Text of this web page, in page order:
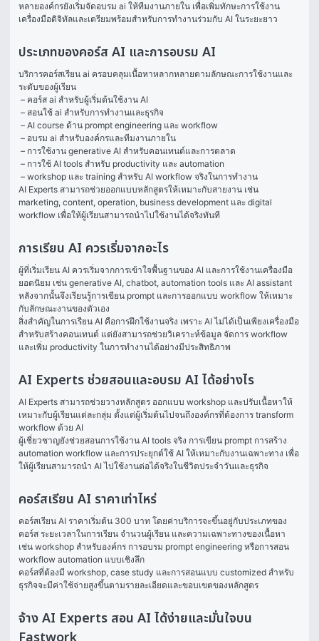
หลายองค์กรยังเริ่มจัดอบรม ai ให้ทีมงานภายใน เพื่อเพิ่มทักษะการใช้งาน
เครื่องมือดิจิทัลและเตรียมพร้อมสำหรับการทำงานร่วมกับ AI ในระยะยาว
ประเภทของคอร์ส AI และการอบรม AI
บริการคอร์สเรียน ai ครอบคลุมเนื้อหาหลากหลายตามลักษณะการใช้งานและ
ระดับของผู้เรียน
– คอร์ส ai สำหรับผู้เริ่มต้นใช้งาน AI
– สอนใช้ ai สำหรับการทำงานและธุรกิจ
– AI course ด้าน prompt engineering และ workflow
– อบรม ai สำหรับองค์กรและทีมงานภายใน
– การใช้งาน generative AI สำหรับคอนเทนต์และการตลาด
– การใช้ AI tools สำหรับ productivity และ automation
– workshop และ training สำหรับ AI workflow จริงในการทำงาน
AI Experts สามารถช่วยออกแบบหลักสูตรให้เหมาะกับสายงาน เช่น
marketing, content, operation, business development และ digital
workflow เพื่อให้ผู้เรียนสามารถนำไปใช้งานได้จริงทันที
การเรียน AI ควรเริ่มจากอะไร
ผู้ที่เริ่มเรียน AI ควรเริ่มจากการเข้าใจพื้นฐานของ AI และการใช้งานเครื่องมือ
ยอดนิยม เช่น generative AI, chatbot, automation tools และ AI assistant
หลังจากนั้นจึงเรียนรู้การเขียน prompt และการออกแบบ workflow ให้เหมาะ
กับลักษณะงานของตัวเอง
สิ่งสำคัญในการเรียน AI คือการฝึกใช้งานจริง เพราะ AI ไม่ได้เป็นเพียงเครื่องมือ
สำหรับสร้างคอนเทนต์ แต่ยังสามารถช่วยวิเคราะห์ข้อมูล จัดการ workflow
และเพิ่ม productivity ในการทำงานได้อย่างมีประสิทธิภาพ
AI Experts ช่วยสอนและอบรม AI ได้อย่างไร
AI Experts สามารถช่วยวางหลักสูตร ออกแบบ workshop และปรับเนื้อหาให้
เหมาะกับผู้เรียนแต่ละกลุ่ม ตั้งแต่ผู้เริ่มต้นไปจนถึงองค์กรที่ต้องการ transform
workflow ด้วย AI
ผู้เชี่ยวชาญยังช่วยสอนการใช้งาน AI tools จริง การเขียน prompt การสร้าง
automation workflow และการประยุกต์ใช้ AI ให้เหมาะกับงานเฉพาะทาง เพื่อ
ให้ผู้เรียนสามารถนำ AI ไปใช้งานต่อได้จริงในชีวิตประจำวันและธุรกิจ
คอร์สเรียน AI ราคาเท่าไหร่
คอร์สเรียน AI ราคาเริ่มต้น 300 บาท โดยค่าบริการจะขึ้นอยู่กับประเภทของ
คอร์ส ระยะเวลาในการเรียน จำนวนผู้เรียน และความเฉพาะทางของเนื้อหา
เช่น workshop สำหรับองค์กร การอบรม prompt engineering หรือการสอน
workflow automation แบบเชิงลึก
คอร์สที่ต้องมี workshop, case study และการสอนแบบ customized สำหรับ
ธุรกิจจะมีค่าใช้จ่ายสูงขึ้นตามรายละเอียดและขอบเขตของหลักสูตร
จ้าง AI Experts สอน AI ได้ง่ายและมั่นใจบน